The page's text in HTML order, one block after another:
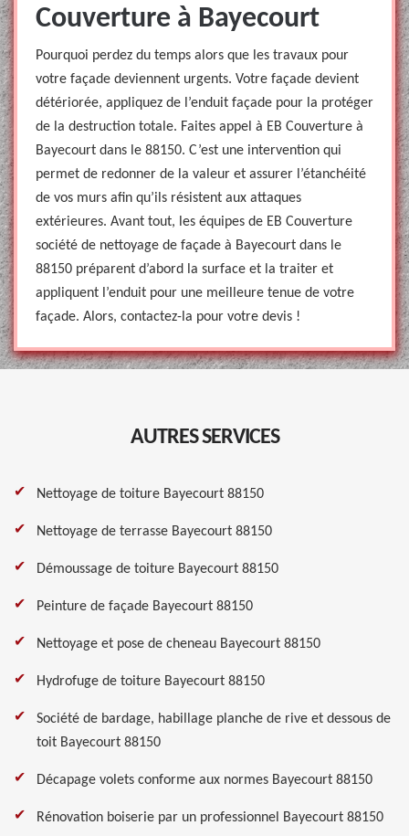
Couverture à Bayecourt
Pourquoi perdez du temps alors que les travaux pour
votre façade deviennent urgents. Votre façade devient
détériorée, appliquez de l’enduit façade pour la protéger
de la destruction totale. Faites appel à EB Couverture à
Bayecourt dans le 88150. C’est une intervention qui
permet de redonner de la valeur et assurer l’étanchéité
de vos murs afin qu’ils résistent aux attaques
extérieures. Avant tout, les équipes de EB Couverture
société de nettoyage de façade à Bayecourt dans le
88150 préparent d’abord la surface et la traiter et
appliquent l’enduit pour une meilleure tenue de votre
façade. Alors, contactez-la pour votre devis !
AUTRES SERVICES
Nettoyage de toiture Bayecourt 88150
Nettoyage de terrasse Bayecourt 88150
Démoussage de toiture Bayecourt 88150
Peinture de façade Bayecourt 88150
Nettoyage et pose de cheneau Bayecourt 88150
Hydrofuge de toiture Bayecourt 88150
Société de bardage, habillage planche de rive et dessous de
toit Bayecourt 88150
Décapage volets conforme aux normes Bayecourt 88150
Rénovation boiserie par un professionnel Bayecourt 88150